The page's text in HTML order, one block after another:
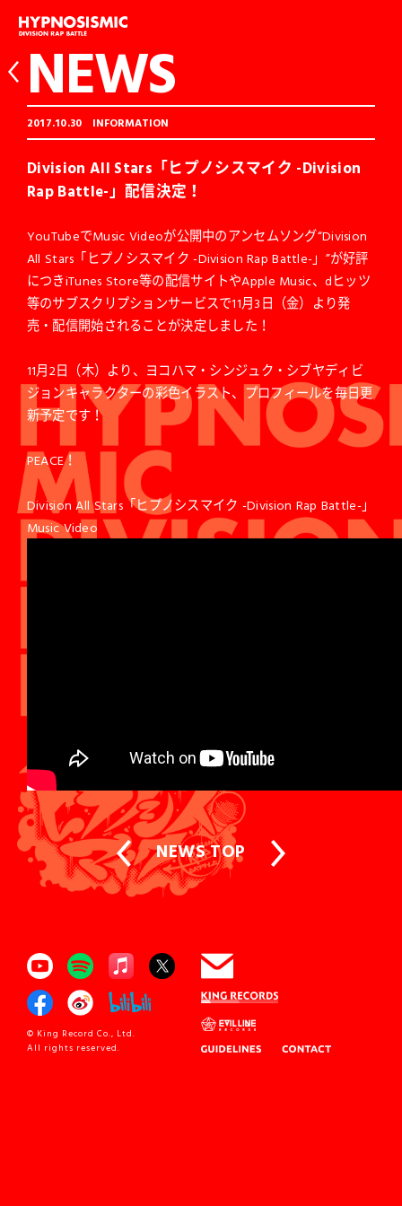
NEWS
2017.10.30 INFORMATION
Division All Stars「ヒプノシスマイク -Division
Rap Battle-」配信決定！
YouTubeでMusic Videoが公開中のアンセムソング“Division
All Stars「ヒプノシスマイク -Division Rap Battle-」”が好評
につきiTunes Store等の配信サイトやApple Music、dヒッツ
等のサブスクリプションサービスで11月3日（金）より発
売・配信開始されることが決定しました！
11月2日（木）より、ヨコハマ・シンジュク・シブヤディビ
ジョンキャラクターの彩色イラスト、プロフィールを毎日更
新予定です！
PEACE！
Division All Stars「ヒプノシスマイク -Division Rap Battle-」
Music Video
NEWS TOP
© King Record Co., Ltd.
All rights reserved.